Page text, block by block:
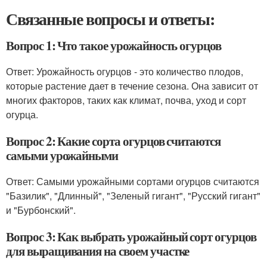
Связанные вопросы и ответы:
Вопрос 1: Что такое урожайность огурцов
Ответ: Урожайность огурцов - это количество плодов,
которые растение дает в течение сезона. Она зависит от
многих факторов, таких как климат, почва, уход и сорт
огурца.
Вопрос 2: Какие сорта огурцов считаются
самыми урожайными
Ответ: Самыми урожайными сортами огурцов считаются
"Базилик", "Длинный", "Зеленый гигант", "Русский гигант"
и "Бурбонский".
Вопрос 3: Как выбрать урожайный сорт огурцов
для выращивания на своем участке